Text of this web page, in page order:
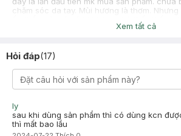
chăm sóc da tay. Mùi hương là thơm.
dưỡng tay mà hasaki bọc hàng khiếp quá.
Xem tất cả
Hỏi đáp(17)
ly
sau khi dùng sản phẩm thì có dùng kcn
thì mất bao lầu